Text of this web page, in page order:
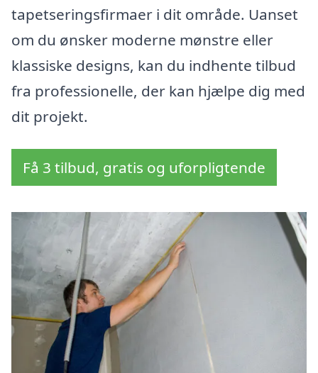
tapetseringsfirmaer i dit område. Uanset
om du ønsker moderne mønstre eller
klassiske designs, kan du indhente tilbud
fra professionelle, der kan hjælpe dig med
dit projekt.
Få 3 tilbud, gratis og uforpligtende